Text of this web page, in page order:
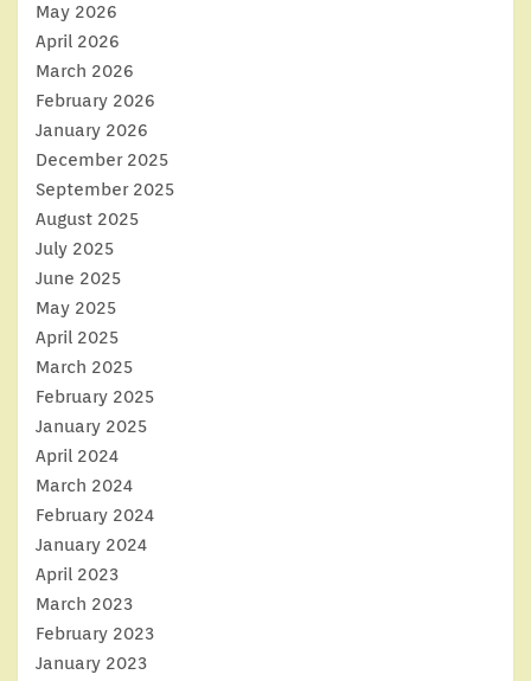
May 2026
April 2026
March 2026
February 2026
January 2026
December 2025
September 2025
August 2025
July 2025
June 2025
May 2025
April 2025
March 2025
February 2025
January 2025
April 2024
March 2024
February 2024
January 2024
April 2023
March 2023
February 2023
January 2023